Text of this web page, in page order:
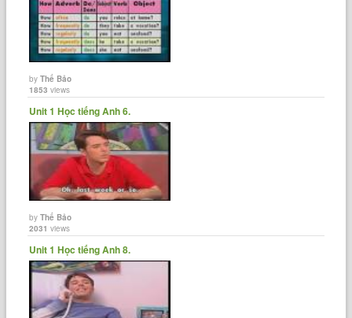
byThế Bảo
1853 views
Unit 1 Học tiếng Anh 6.
byThế Bảo
2031 views
Unit 1 Học tiếng Anh 8.